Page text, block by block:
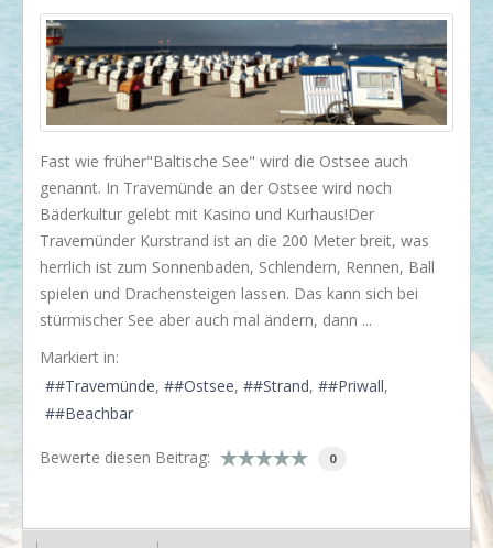
Dinner with friends
I love my dog!
Wusstet Ihr schon?
Behind the scenes...
Enjoy!
Events
Lässige Möbel
Must have
Strände
Styling
KONTAKT
Fast wie früher"Baltische See" wird die Ostsee auch
genannt. In Travemünde an der Ostsee wird noch
Bäderkultur gelebt mit Kasino und Kurhaus!Der
Travemünder Kurstrand ist an die 200 Meter breit, was
herrlich ist zum Sonnenbaden, Schlendern, Rennen, Ball
spielen und Drachensteigen lassen. Das kann sich bei
stürmischer See aber auch mal ändern, dann ...
Markiert in:
#Travemünde
#Ostsee #Strand
#Priwall
#Beachbar
Bewerte diesen Beitrag: 0